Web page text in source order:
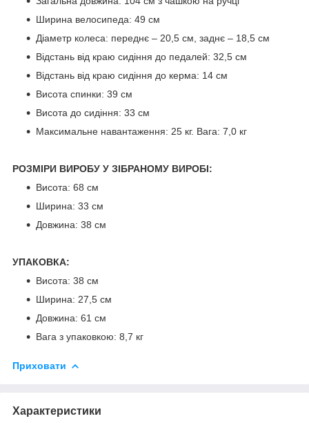
Ширина велосипеда: 49 см
Діаметр колеса: переднє – 20,5 см, заднє – 18,5 см
Відстань від краю сидіння до педалей: 32,5 см
Відстань від краю сидіння до керма: 14 см
Висота спинки: 39 см
Висота до сидіння: 33 см
Максимальне навантаження: 25 кг. Вага: 7,0 кг
РОЗМІРИ ВИРОБУ У ЗІБРАНОМУ ВИРОБІ:
Висота: 68 см
Ширина: 33 см
Довжина: 38 см
УПАКОВКА:
Висота: 38 см
Ширина: 27,5 см
Довжина: 61 см
Вага з упаковкою: 8,7 кг
Приховати
Характеристики